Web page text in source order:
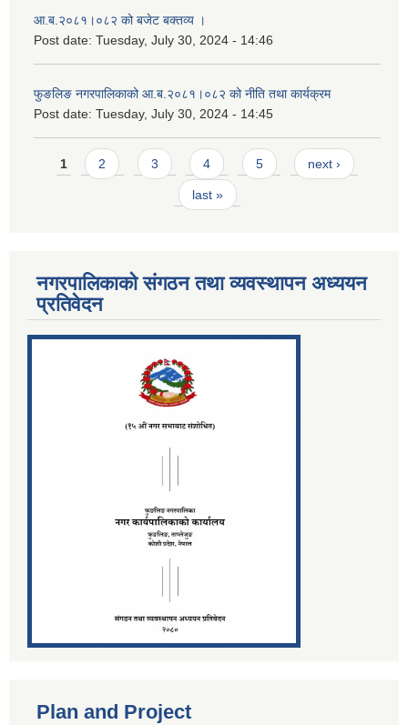
आ.ब.२०८१।०८२ को बजेट बक्तव्य ।
Post date: Tuesday, July 30, 2024 - 14:46
फुङलिङ नगरपालिकाको आ.ब.२०८१।०८२ को नीति तथा कार्यक्रम
Post date: Tuesday, July 30, 2024 - 14:45
Pages
1 2 3 4 5 next ›
last »
नगरपालिकाको संगठन तथा व्यवस्थापन अध्ययन
प्रतिवेदन
Plan and Project